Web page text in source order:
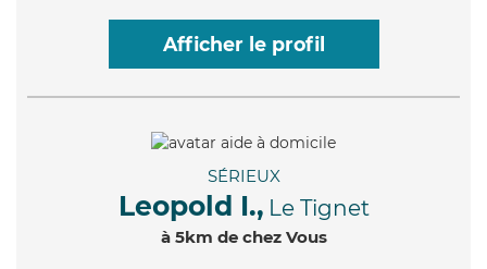
Afficher le profil
SÉRIEUX
Leopold I., Le Tignet
à 5km de chez Vous